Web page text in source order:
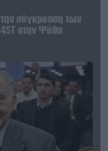
σύγκρουση των
στην Ψάθα